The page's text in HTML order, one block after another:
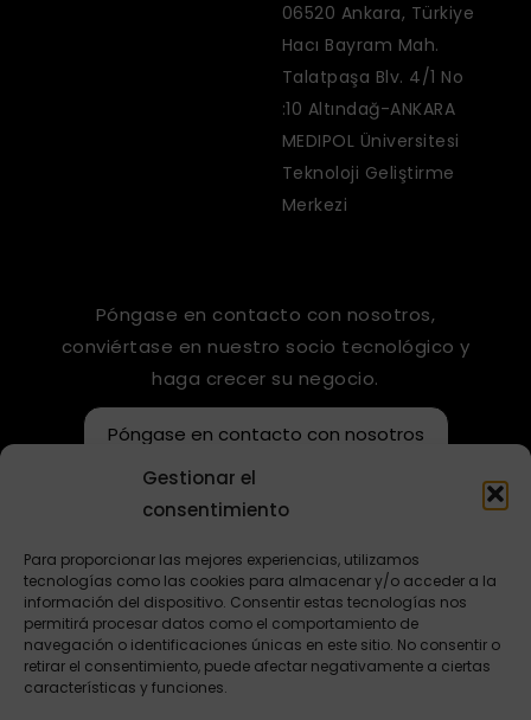
Gestionar el
consentimiento
Para proporcionar las mejores experiencias, utilizamos
tecnologías como las cookies para almacenar y/o acceder a la
información del dispositivo. Consentir estas tecnologías nos
permitirá procesar datos como el comportamiento de
navegación o identificaciones únicas en este sitio. No consentir o
retirar el consentimiento, puede afectar negativamente a ciertas
características y funciones.
06520 Ankara, Türkiye
Hacı Bayram Mah.
Talatpaşa Blv. 4/1 No
:10 Altındağ-ANKARA
MEDIPOL Üniversitesi
Teknoloji Geliştirme
Merkezi
Póngase en contacto con nosotros,
conviértase en nuestro socio tecnológico y
haga crecer su negocio.
Póngase en contacto con nosotros
FR